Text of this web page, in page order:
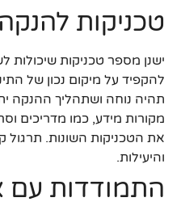
טכניקות
ישנן מספר טכניקות
להקפיד על מיקום נכון של
תהיה נוחה ושתהליך ההנקה
מקורות מידע, כמו מדריכים
את הטכניקות השונות. תרגול
והיעילות.
התמודדות עם